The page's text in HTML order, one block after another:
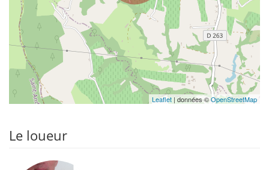
Leaflet | données ©OpenStreetMap
Le loueur